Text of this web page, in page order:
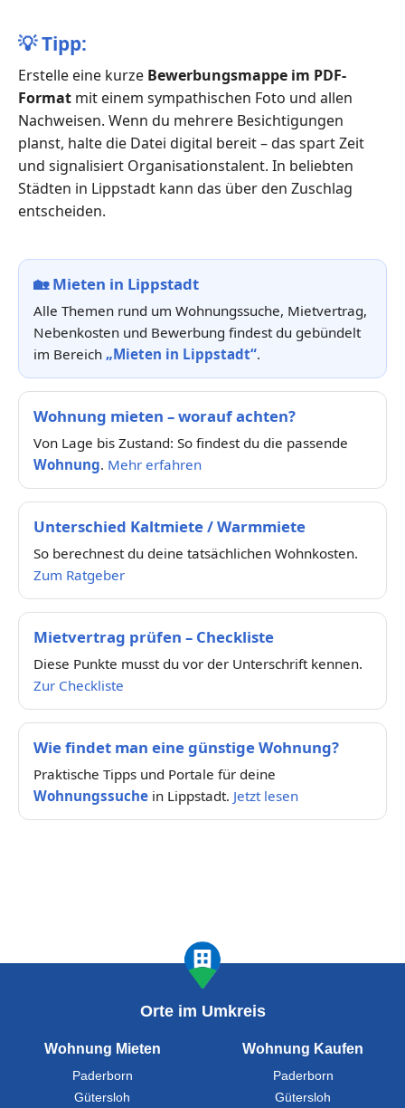
💡Tipp:
Erstelle eine kurze Bewerbungsmappe im PDF-
Format mit einem sympathischen Foto und allen
Nachweisen. Wenn du mehrere Besichtigungen
planst, halte die Datei digital bereit – das spart Zeit
und signalisiert Organisationstalent. In beliebten
Städten in Lippstadt kann das über den Zuschlag
entscheiden.
🏡Mieten in Lippstadt
Alle Themen rund um Wohnungssuche, Mietvertrag,
Nebenkosten und Bewerbung findest du gebündelt
im Bereich „Mieten in Lippstadt“.
Wohnung mieten – worauf achten?
Von Lage bis Zustand: So findest du die passende
Wohnung. Mehr erfahren
Unterschied Kaltmiete / Warmmiete
So berechnest du deine tatsächlichen Wohnkosten.
Zum Ratgeber
Mietvertrag prüfen – Checkliste
Diese Punkte musst du vor der Unterschrift kennen.
Zur Checkliste
Wie findet man eine günstige Wohnung?
Praktische Tipps und Portale für deine
Wohnungssuche in Lippstadt. Jetzt lesen
Orte im Umkreis
Wohnung Mieten
Paderborn
Gütersloh
Wohnung Kaufen
Paderborn
Gütersloh